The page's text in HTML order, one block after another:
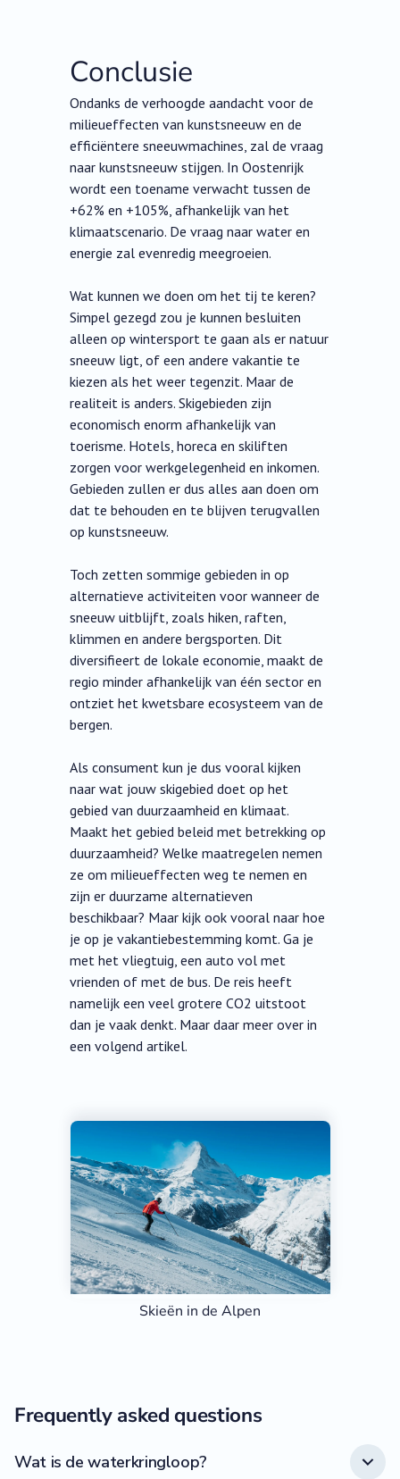
Conclusie
Ondanks de verhoogde aandacht voor de
milieueffecten van kunstsneeuw en de
efficiëntere sneeuwmachines, zal de vraag
naar kunstsneeuw stijgen. In Oostenrijk
wordt een toename verwacht tussen de
+62% en +105%, afhankelijk van het
klimaatscenario. De vraag naar water en
energie zal evenredig meegroeien.
Wat kunnen we doen om het tij te keren?
Simpel gezegd zou je kunnen besluiten
alleen op wintersport te gaan als er natuur
sneeuw ligt, of een andere vakantie te
kiezen als het weer tegenzit. Maar de
realiteit is anders. Skigebieden zijn
economisch enorm afhankelijk van
toerisme. Hotels, horeca en skiliften
zorgen voor werkgelegenheid en inkomen.
Gebieden zullen er dus alles aan doen om
dat te behouden en te blijven terugvallen
op kunstsneeuw.
Toch zetten sommige gebieden in op
alternatieve activiteiten voor wanneer de
sneeuw uitblijft, zoals hiken, raften,
klimmen en andere bergsporten. Dit
diversifieert de lokale economie, maakt de
regio minder afhankelijk van één sector en
ontziet het kwetsbare ecosysteem van de
bergen.
Als consument kun je dus vooral kijken
naar wat jouw skigebied doet op het
gebied van duurzaamheid en klimaat.
Maakt het gebied beleid met betrekking op
duurzaamheid? Welke maatregelen nemen
ze om milieueffecten weg te nemen en
zijn er duurzame alternatieven
beschikbaar? Maar kijk ook vooral naar hoe
je op je vakantiebestemming komt. Ga je
met het vliegtuig, een auto vol met
vrienden of met de bus. De reis heeft
namelijk een veel grotere CO2 uitstoot
dan je vaak denkt. Maar daar meer over in
een volgend artikel.
Skieën in de Alpen
Frequently asked questions
Wat is de waterkringloop?